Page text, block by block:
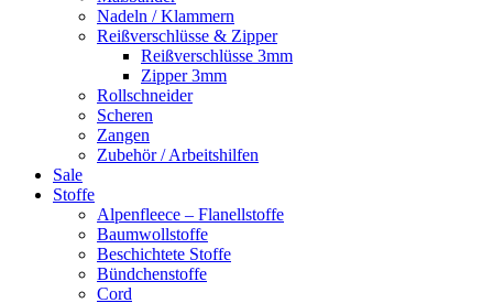
Nadeln / Klammern
Reißverschlüsse & Zipper
Reißverschlüsse 3mm
Zipper 3mm
Rollschneider
Scheren
Zangen
Zubehör / Arbeitshilfen
Sale
Stoffe
Alpenfleece – Flanellstoffe
Baumwollstoffe
Beschichtete Stoffe
Bündchenstoffe
Cord